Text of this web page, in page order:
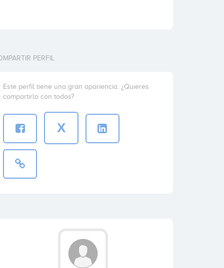
PERFIL
Este perfil tiene una gran apariencia. ¿Quieres
compartirlo con todos?
X